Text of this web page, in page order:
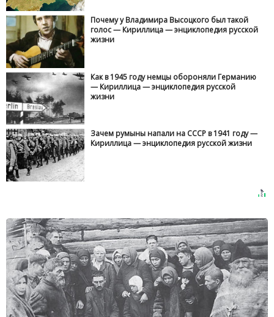
Почему у Владимира Высоцкого был такой
голос — Кириллица — энциклопедия русской
жизни
Как в 1945 году немцы обороняли Германию
— Кириллица — энциклопедия русской
жизни
Зачем румыны напали на СССР в 1941 году —
Кириллица — энциклопедия русской жизни